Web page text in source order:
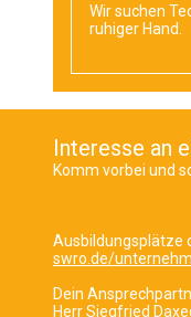
Wir suchen
ruhiger Hand.
Interesse an
Komm vorbei und
Ausbildungsplätze
swro.de/
Dein
Herr Siegfried